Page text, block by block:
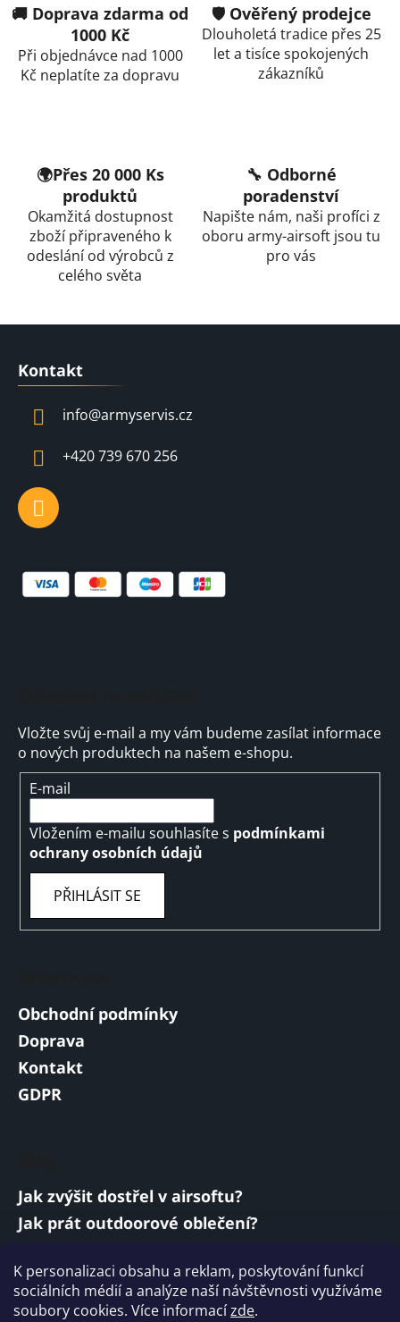
K personalizaci obsahu a reklam, poskytování funkcí
sociálních médií a analýze naší návštěvnosti využíváme
soubory cookies. Více informacízde.
🚚 Doprava zdarma od
1000 Kč
Při objednávce nad 1000
Kč neplatíte za dopravu
🛡️ Ověřený prodejce
Dlouholetá tradice přes 25
let a tisíce spokojených
zákazníků
🌍Přes 20 000 Ks
produktů
Okamžitá dostupnost
zboží připraveného k
odeslání od výrobců z
celého světa
🔧 Odborné
poradenství
Napište nám, naši profíci z
oboru army-airsoft jsou tu
pro vás
Z
Kontakt
info@armyservis.cz
+420 739 670 256
Vložte svůj e-mail a my vám budeme zasílat informace
o nových produktech na našem e-shopu.
E-mail
Vložením e-mailu souhlasíte s podmínkami
ochrany osobních údajů
PŘIHLÁSIT SE
Obchodní podmínky
Doprava
Kontakt
GDPR
Jak zvýšit dostřel v airsoftu?
Jak prát outdoorové oblečení?
Vojenská a armádní sluchátka: co musí
splňovat?